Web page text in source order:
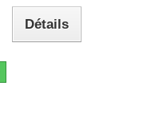
Détails